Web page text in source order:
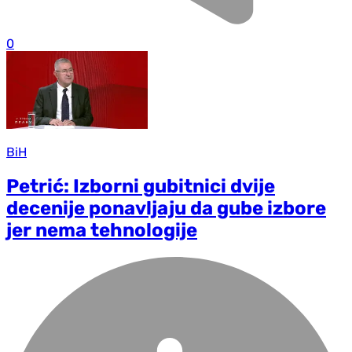
0
BiH
Petrić: Izborni gubitnici dvije
decenije ponavljaju da gube izbore
jer nema tehnologije